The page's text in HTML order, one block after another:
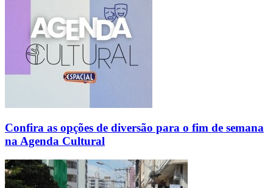
Confira as opções de diversão para o fim de semana
na Agenda Cultural